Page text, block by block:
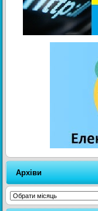
Архіви
Архіви